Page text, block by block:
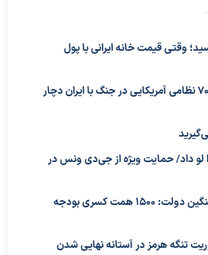
وقتی قیمت خانه ایرانی با پول
آسوشیتدپرس: نزدیک به ۷۰۰ نظامی آمریکایی در جنگ با ایران دچار
لو داد/ حمایت ویژه از جی‌دی ونس در
روایت پزشکیان از میراث سنگین دولت: ۱۵۰۰ همت کسری بودجه
تنگه هرمز در آستانه نهایی شدن